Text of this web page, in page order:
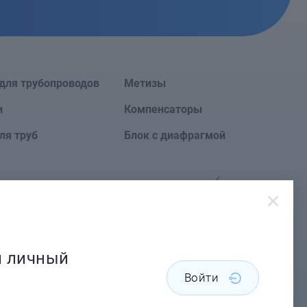
трубопроводов
труб
Метизы
Компенсаторы
Блок с диафрагмой
личный
Войти